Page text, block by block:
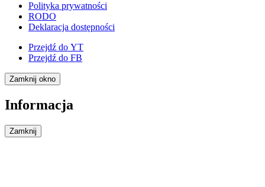
Polityka prywatności
RODO
Deklaracja dostępności
Przejdź do YT
Przejdź do FB
Zamknij okno
Informacja
Zamknij